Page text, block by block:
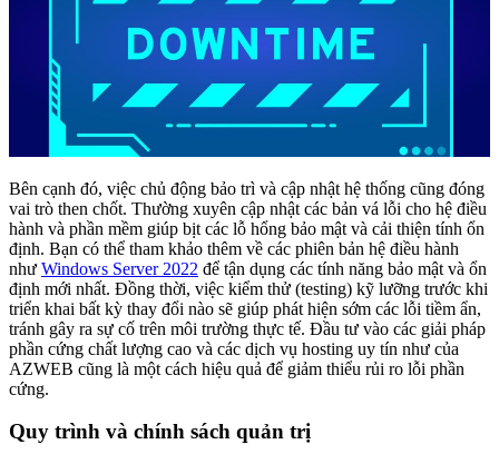
Bên cạnh đó, việc chủ động bảo trì và cập nhật hệ thống cũng đóng
vai trò then chốt. Thường xuyên cập nhật các bản vá lỗi cho hệ điều
hành và phần mềm giúp bịt các lỗ hổng bảo mật và cải thiện tính ổn
định. Bạn có thể tham khảo thêm về các phiên bản hệ điều hành
như Windows Server 2022 để tận dụng các tính năng bảo mật và ổn
định mới nhất. Đồng thời, việc kiểm thử (testing) kỹ lưỡng trước khi
triển khai bất kỳ thay đổi nào sẽ giúp phát hiện sớm các lỗi tiềm ẩn,
tránh gây ra sự cố trên môi trường thực tế. Đầu tư vào các giải pháp
phần cứng chất lượng cao và các dịch vụ hosting uy tín như của
AZWEB cũng là một cách hiệu quả để giảm thiểu rủi ro lỗi phần
cứng.
Quy trình và chính sách quản trị